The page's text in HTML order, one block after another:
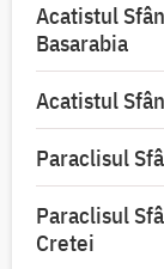
Acatistul
Basarabia
Acatistul
Paraclisul
Paraclisul
Cretei